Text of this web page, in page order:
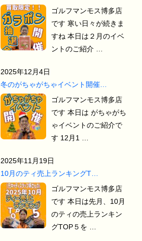
ゴルフマンモス博多店
です 寒い日々が続きま
すね 本日は２月のイベ
ントのご紹介 …
2025年12月4日
冬のがちゃがちゃイベント開催…
ゴルフマンモス博多店
です 本日は がちゃがち
ゃイベントのご紹介で
す 12月1 …
2025年11月19日
10月のティ売上ランキングT…
ゴルフマンモス博多店
です 本日は先月、10月
のティの売上ランキン
グTOP５を …